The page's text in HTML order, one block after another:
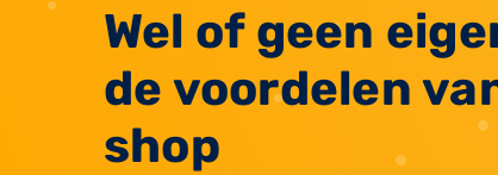
​Wel of geen
de voordelen
shop